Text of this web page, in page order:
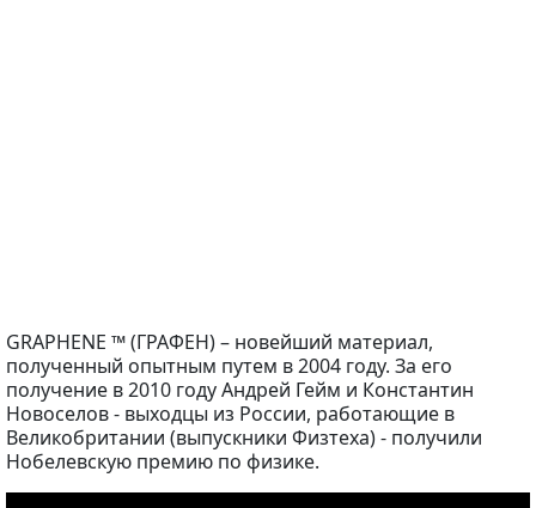
GRAPHENE ™ (ГРАФЕН) – новейший материал,
полученный опытным путем в 2004 году. За его
получение в 2010 году Андрей Гейм и Константин
Новоселов - выходцы из России, работающие в
Великобритании (выпускники Физтеха) - получили
Нобелевскую премию по физике.